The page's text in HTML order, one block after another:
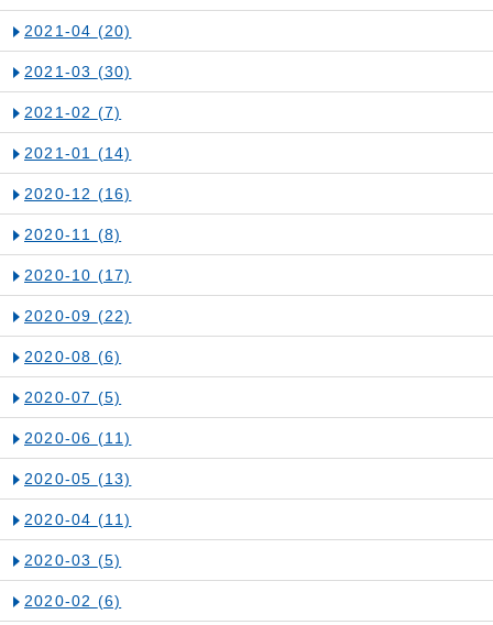
2021-04 (20)
2021-03 (30)
2021-02 (7)
2021-01 (14)
2020-12 (16)
2020-11 (8)
2020-10 (17)
2020-09 (22)
2020-08 (6)
2020-07 (5)
2020-06 (11)
2020-05 (13)
2020-04 (11)
2020-03 (5)
2020-02 (6)